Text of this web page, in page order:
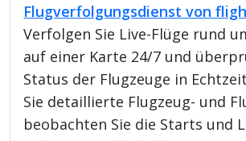
Flugverfolgungsdienst von
Verfolgen Sie Live-Flüge rund
auf einer Karte 24/7 und
Status der Flugzeuge in
Sie detaillierte Flugzeug- und
beobachten Sie die Starts und